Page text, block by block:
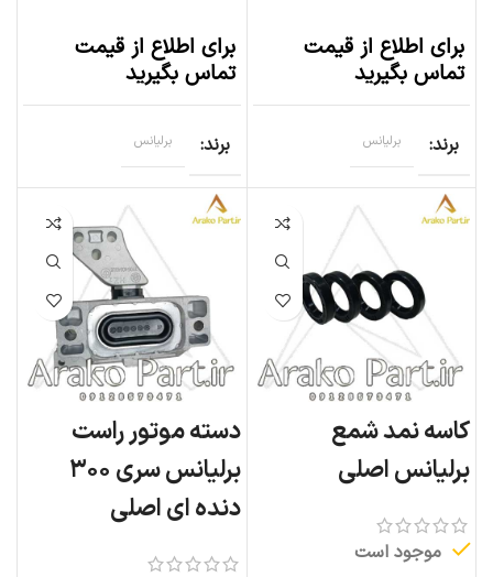
برای اطلاع از قیمت
تماس بگیرید
برند برلیانس
برای اطلاع از قیمت
تماس بگیرید
برند برلیانس
کاسه نمد شمع
برلیانس اصلی
موجود است
دسته موتور راست
برلیانس سری ۳۰۰
دنده ای اصلی